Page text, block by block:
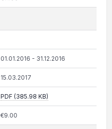
01.01.2016 - 31.12.2016
15.03.2017
PDF (385.98 KB)
€9.00